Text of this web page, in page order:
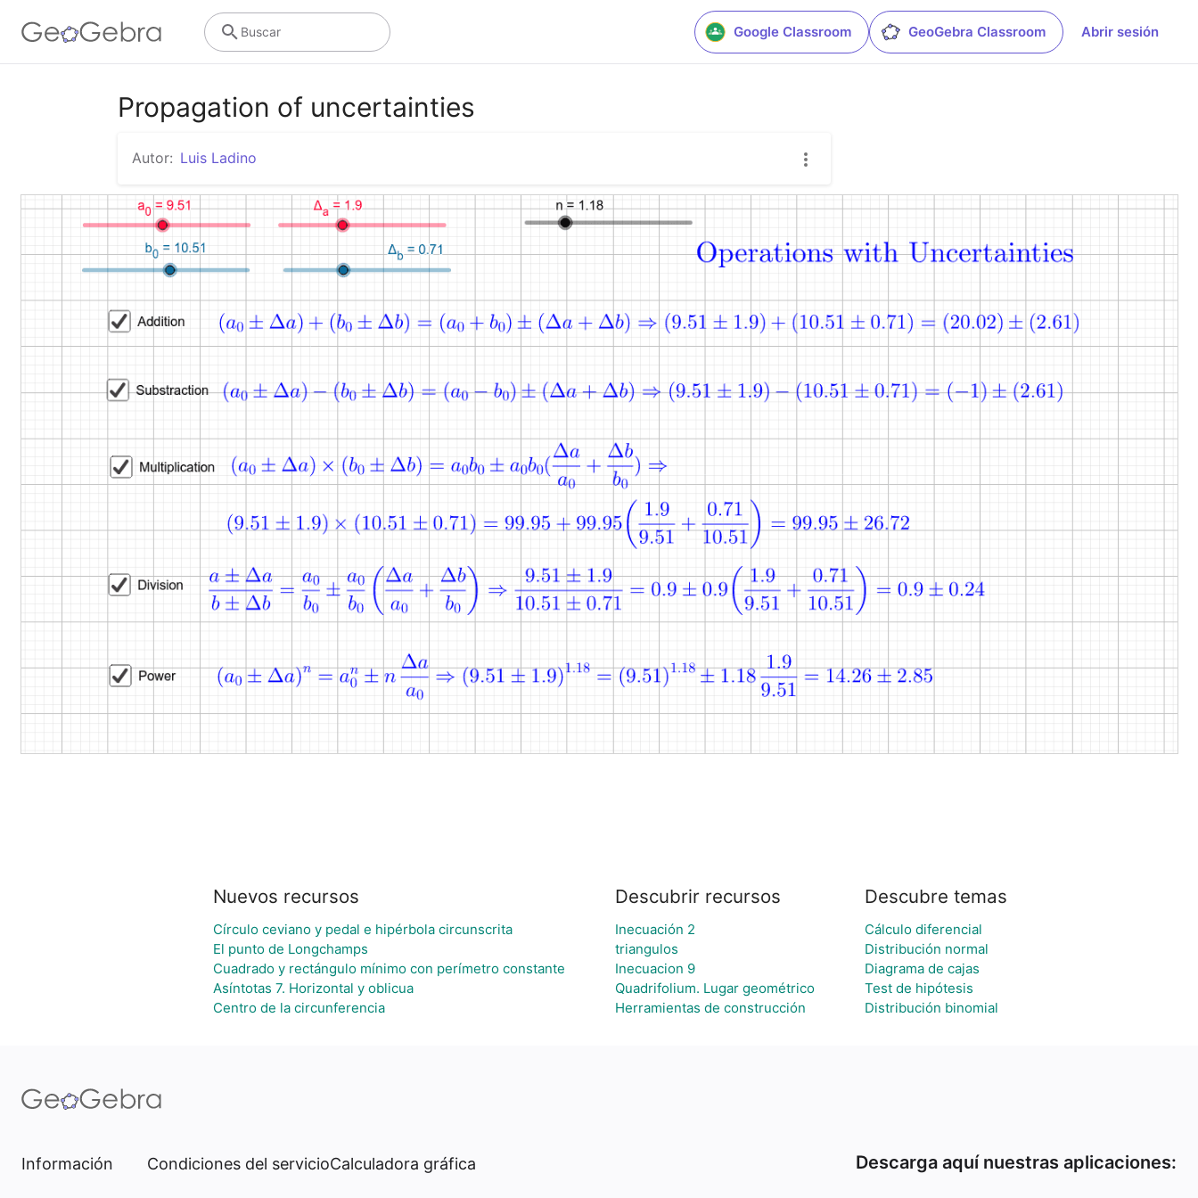
Google Classroom GeoGebra Classroom Abrir sesión
Buscar
Propagation of uncertainties
Autor: Luis Ladino
Nuevos recursos
Círculo ceviano y pedal e hipérbola circunscrita
El punto de Longchamps
Cuadrado y rectángulo mínimo con perímetro constante
Asíntotas 7. Horizontal y oblicua
Centro de la circunferencia
Descubrir recursos
Inecuación 2
triangulos
Inecuacion 9
Quadrifolium. Lugar geométrico
Herramientas de construcción
Descubre temas
Cálculo diferencial
Distribución normal
Diagrama de cajas
Test de hipótesis
Distribución binomial
Información Condiciones del servicioCalculadora gráfica Descarga aquí nuestras aplicaciones: